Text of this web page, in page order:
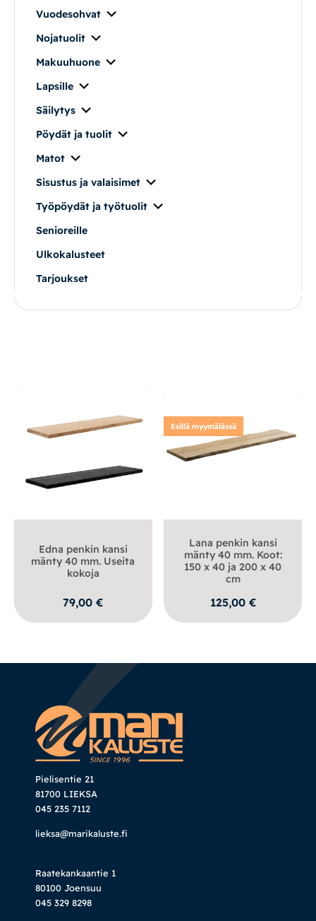
Säilytys
Työpöydät ja työtuolit
Matot
Ulkokalusteet
Vuodesohvat
Vuodesohvat
Nojatuolit
Makuuhuone
Lapsille
Säilytys
Pöydät ja tuolit
Matot
Sisustus ja valaisimet
Työpöydät ja työtuolit
Senioreille
Ulkokalusteet
Tarjoukset
Edna penkin kansi
mänty 40 mm. Useita
kokoja
79,00€
Esillä myymälässä
Lana penkin kansi
mänty 40 mm. Koot:
150 x 40 ja 200 x 40
cm
125,00 €
Pielisentie 21
81700 LIEKSA
045 235 7112
lieksa@marikaluste.fi
Raatekankaantie 1
80100 Joensuu
045 329 8298